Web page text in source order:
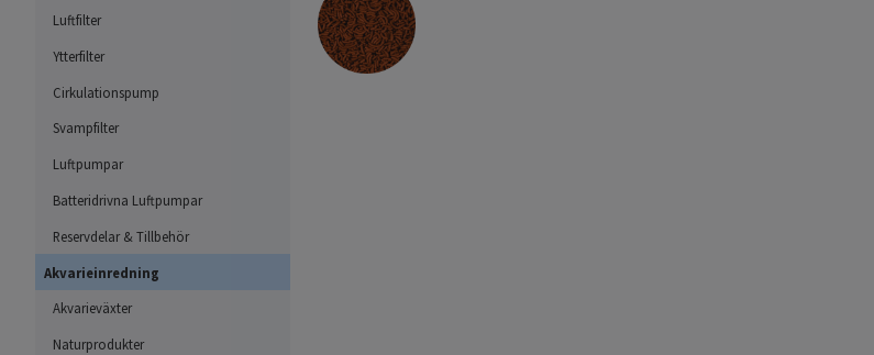
Luftfilter
Ytterfilter
Cirkulationspump
Svampfilter
Luftpumpar
Batteridrivna Luftpumpar
Reservdelar & Tillbehör
Akvarieinredning
Akvarieväxter
Naturprodukter